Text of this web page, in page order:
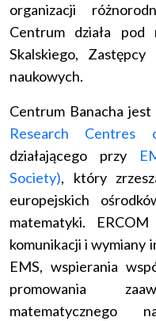
organizacji
Centrum działa pod
Skalskiego,
naukowych.
Centrum Banacha jest
Research Centres
działającego przy
Society), który
europejskich
matematyki.
komunikacji i wymiany
EMS, wspierania
promowania
matematycznego